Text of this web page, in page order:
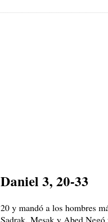
Daniel 3, 20-33
20 y mandó a los hombres